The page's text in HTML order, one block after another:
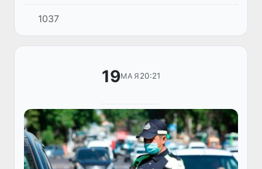
мая 2021 года за № 317 «О мерах по
обеспечению служебным жильем (старших)
инспекторов профилактики опорных пунк...
1037
19МАЯ 20:21